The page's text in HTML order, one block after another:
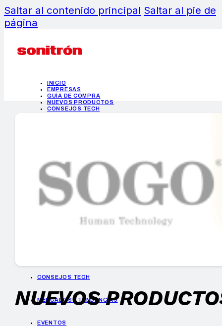
Saltar al contenido principal Saltar al pie de
página
INICIO
EMPRESAS
GUÍA DE COMPRA
NUEVOS PRODUCTOS
CONSEJOS TECH
INICIO
EMPRESAS
CONSEJOS TECH
MERCADOS Y TENDENCIAS
EVENTOS
NUEVOS